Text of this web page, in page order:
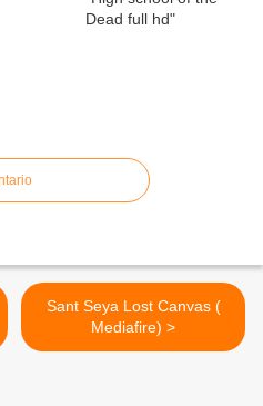
Sant Seya Lost Canvas (
Mediafire) >